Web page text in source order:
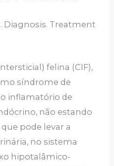
Diagnosis. Treatment
felina (CIF),
síndrome de
inflamatório de
não estando
pode levar a
no sistema
hipotalâmico-